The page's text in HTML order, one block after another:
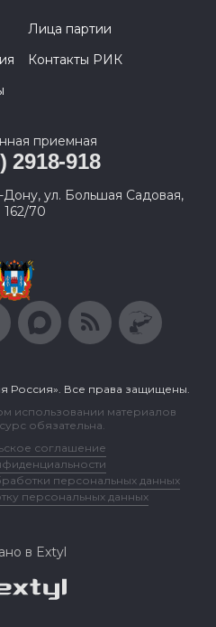
Лица партии
Контакты РИК
приемная
2918-918
Дону, ул. Большая Садовая,
162/70
Россия». Все права защищены.
использовании материалов
обязательна.
соглашение
персональных данных
персональных данных
в Extyl